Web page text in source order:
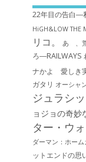
22年目の告白―
HiGH&LOW THE
リコ。
あゝ、
ろ―RAILWAYS
ナかよ 愛しき
ガタリ オーシャ
ジュラシ
ョジョの奇妙
ター・ウ
ダーマン：ホー
ットエンドの思